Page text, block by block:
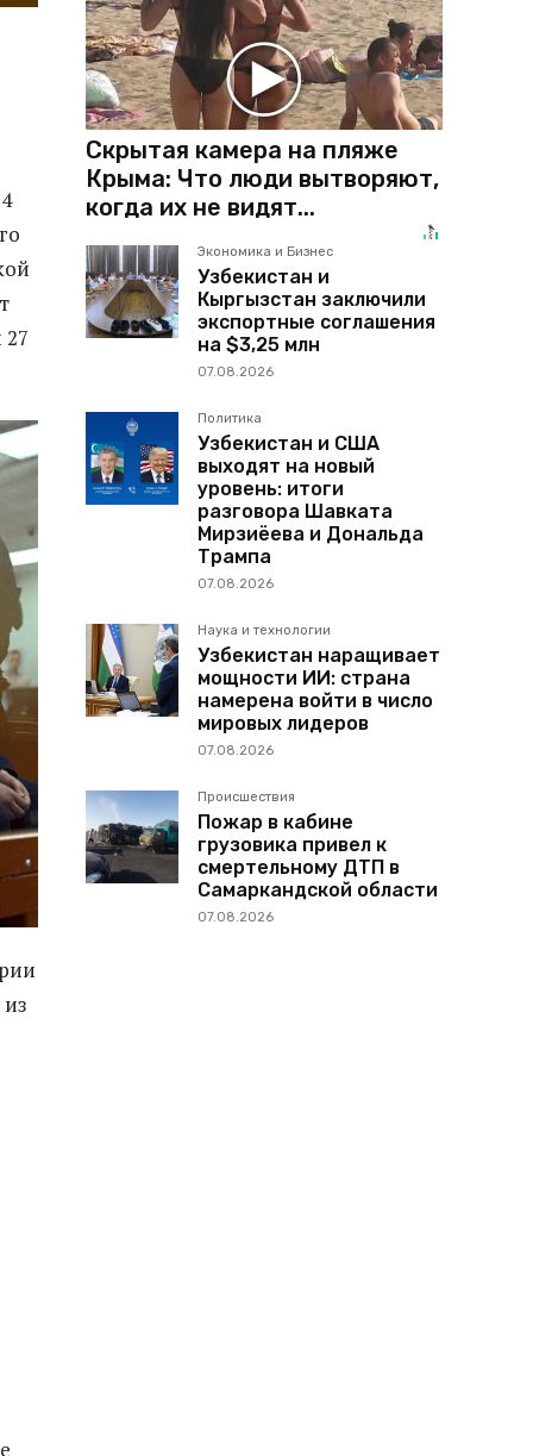
Скрытая камера на пляже
Крыма: Что люди вытворяют,
когда их не видят...
Экономика и Бизнес
Узбекистан и
Кыргызстан заключили
экспортные соглашения
на $3,25 млн
07.08.2026
Политика
Узбекистан и США
выходят на новый
уровень: итоги
разговора Шавката
Мирзиёева и Дональда
Трампа
07.08.2026
Наука и технологии
Узбекистан наращивает
мощности ИИ: страна
намерена войти в число
мировых лидеров
07.08.2026
Происшествия
Пожар в кабине
грузовика привел к
смертельному ДТП в
Самаркандской области
07.08.2026